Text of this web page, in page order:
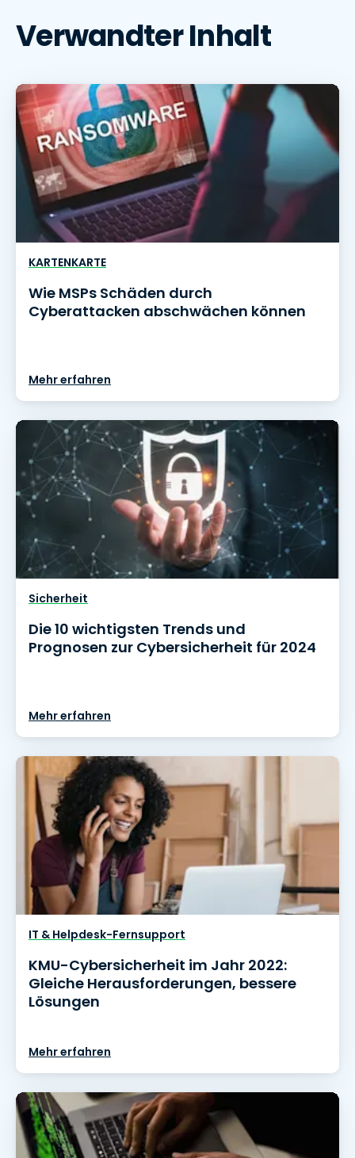
Verwandter Inhalt
KARTENKARTE
Wie MSPs Schäden durch
Cyberattacken abschwächen können
Mehr erfahren
Sicherheit
Die 10 wichtigsten Trends und
Prognosen zur Cybersicherheit für 2024
Mehr erfahren
IT & Helpdesk-Fernsupport
KMU-Cybersicherheit im Jahr 2022:
Gleiche Herausforderungen, bessere
Lösungen
Mehr erfahren